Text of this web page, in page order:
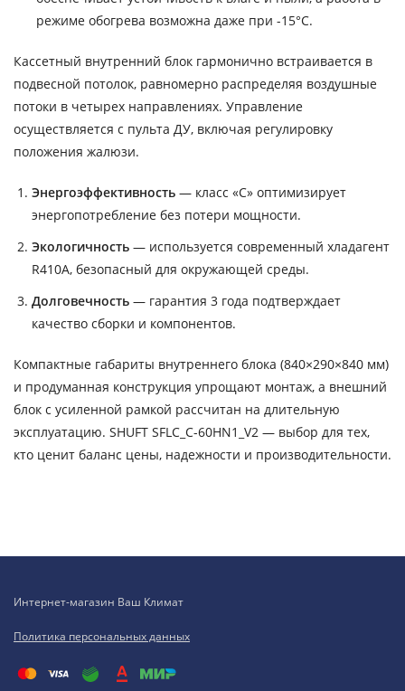
режиме обогрева возможна даже при -15°C.
Кассетный внутренний блок гармонично встраивается в
подвесной потолок, равномерно распределяя воздушные
потоки в четырех направлениях. Управление
осуществляется с пульта ДУ, включая регулировку
положения жалюзи.
Энергоэффективность — класс «С» оптимизирует
энергопотребление без потери мощности.
Экологичность — используется современный хладагент
R410A, безопасный для окружающей среды.
Долговечность — гарантия 3 года подтверждает
качество сборки и компонентов.
Компактные габариты внутреннего блока (840×290×840 мм)
и продуманная конструкция упрощают монтаж, а внешний
блок с усиленной рамкой рассчитан на длительную
эксплуатацию. SHUFT SFLC_C-60HN1_V2 — выбор для тех,
кто ценит баланс цены, надежности и производительности.
Интернет-магазин Ваш Климат
Политика персональных данных